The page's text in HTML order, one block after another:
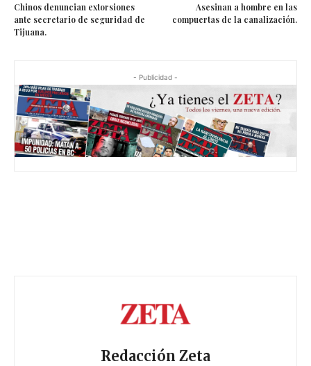
Chinos denuncian extorsiones
ante secretario de seguridad de
Tijuana.
Asesinan a hombre en las
compuertas de la canalización.
- Publicidad -
Redacción Zeta